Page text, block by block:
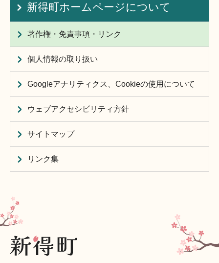
新得町ホームページについて
著作権・免責事項・リンク
個人情報の取り扱い
Googleアナリティクス、Cookieの使用について
ウェブアクセシビリティ方針
サイトマップ
リンク集